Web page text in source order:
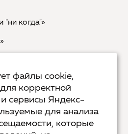
"ни когда"»
болевые точки... и
файлы cookie,
корректной
сервисы Яндекс-
для анализа
которые